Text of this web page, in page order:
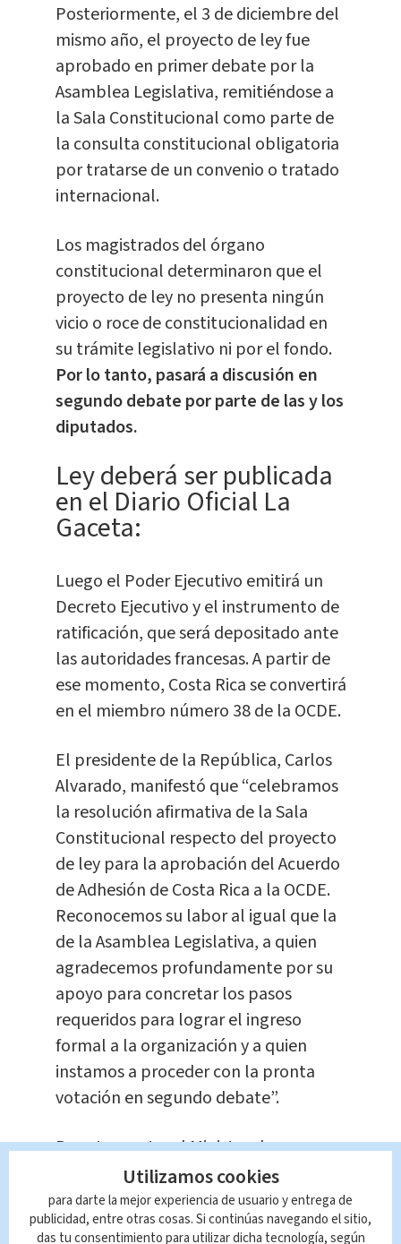
Posteriormente, el 3 de diciembre del
mismo año, el proyecto de ley fue
aprobado en primer debate por la
Asamblea Legislativa, remitiéndose a
la Sala Constitucional como parte de
la consulta constitucional obligatoria
por tratarse de un convenio o tratado
internacional.
Los magistrados del órgano
constitucional determinaron que el
proyecto de ley no presenta ningún
vicio o roce de constitucionalidad en
su trámite legislativo ni por el fondo.
Por lo tanto, pasará a discusión en
segundo debate por parte de las y los
diputados.
Ley deberá ser publicada
en el Diario Oficial La
Gaceta:
Luego el Poder Ejecutivo emitirá un
Decreto Ejecutivo y el instrumento de
ratificación, que será depositado ante
las autoridades francesas. A partir de
ese momento, Costa Rica se convertirá
en el miembro número 38 de la OCDE.
El presidente de la República, Carlos
Alvarado, manifestó que “celebramos
la resolución afirmativa de la Sala
Constitucional respecto del proyecto
de ley para la aprobación del Acuerdo
de Adhesión de Costa Rica a la OCDE.
Reconocemos su labor al igual que la
de la Asamblea Legislativa, a quien
agradecemos profundamente por su
apoyo para concretar los pasos
requeridos para lograr el ingreso
formal a la organización y a quien
instamos a proceder con la pronta
votación en segundo debate”.
Por otra parte, el Ministro de
Comercio Exterior y coordinador
nacional del proceso de adhesión de
Costa Rica a la OCDE, Andrés
Utilizamos cookies
para darte la mejor experiencia de usuario y entrega de
publicidad, entre otras cosas. Si continúas navegando el sitio,
das tu consentimiento para utilizar dicha tecnología, según